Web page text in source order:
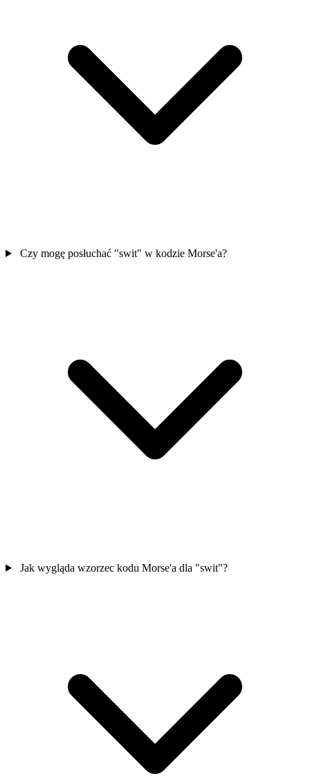
Czy mogę posłuchać "swit" w kodzie Morse'a?
Jak wygląda wzorzec kodu Morse'a dla "swit"?